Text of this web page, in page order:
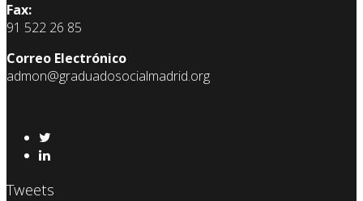
Fax:
91 522 26 85
Correo Electrónico
admon@graduadosocialmadrid.org
Tweets